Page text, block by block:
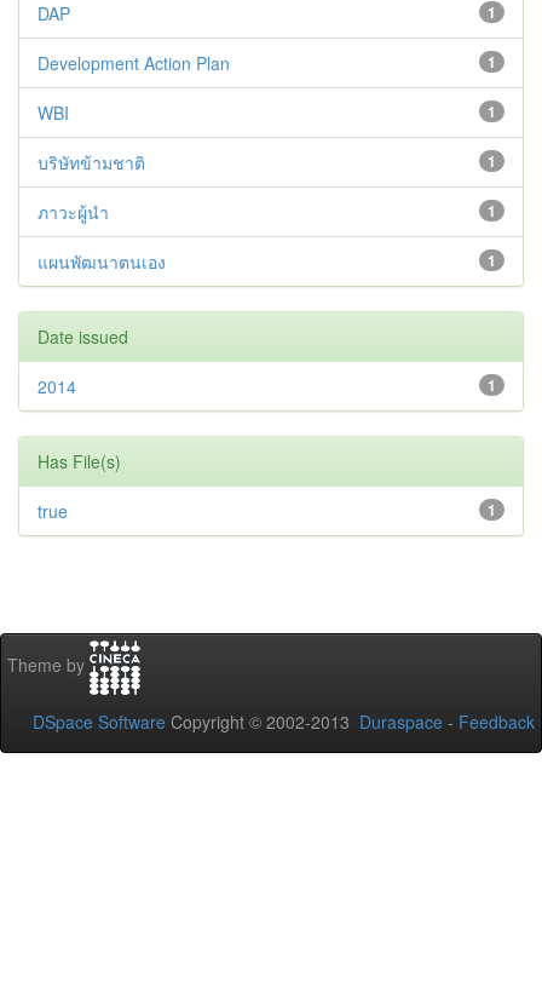
1
DAP
1
Development Action Plan
1
WBI
1
บริษัทข้ามชาติ
1
ภาวะผู้นำ
1
แผนพัฒนาตนเอง
Date issued
1
2014
Has File(s)
1
true
Theme by
DSpace Software Copyright © 2002-2013 Duraspace - Feedback